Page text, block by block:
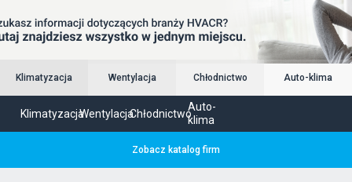
Klimatyzacja Wentylacja Chłodnictwo Auto-klima
KlimatyzacjaWentylacjaChłodnictwo
Auto-
klima
Zobacz katalog firm